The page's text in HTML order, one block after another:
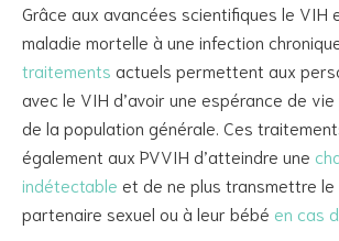
Grâce aux avancées scientifiques le VIH
maladie mortelle à une infection
traitements actuels permettent aux
avec le VIH d’avoir une espérance de
de la population générale. Ces
également aux PVVIH d’atteindre une
indétectable et de ne plus transmettre le
partenaire sexuel ou à leur bébé en cas